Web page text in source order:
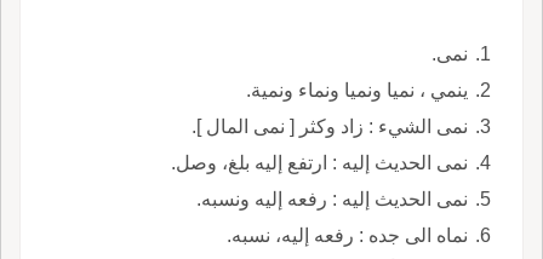
نمى.
ينمي ، نميا ونميا ونماء ونمية.
نمى الشيء : زاد وكثر [ نمى المال ].
نمى الحديث إليه : ارتفع إليه بلغ، وصل.
نمى الحديث إليه : رفعه إليه ونسبه.
نماه الى جده : رفعه إليه، نسبه.